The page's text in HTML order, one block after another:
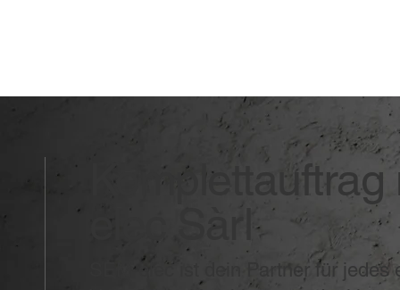
elec Sàrl
SEM-elec ist dein Partner für